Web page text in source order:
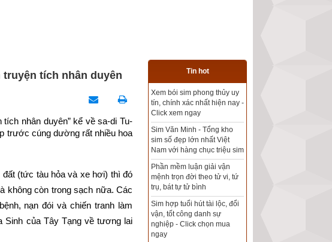
truyện tích nhân duyên
nhân duyên” kể về sa-di Tu-
trước cúng dường rất nhiều hoa
(tức tàu hỏa và xe hơi) thì đó
không còn trong sạch nữa. Các
nạn đói và chiến tranh làm
Sinh của Tây Tạng về tương lai
Tin hot
Xem bói sim phong thủy uy
tín, chính xác nhất hiện nay -
Sim Văn Minh - Tổng kho
sim số đẹp lớn nhất Việt
Nam với hàng chục triệu sim
Phần mềm luận giải vận
mệnh trọn đời theo tử vi, tứ
trụ, bát tự tử bình
Sim hợp tuổi hút tài lộc, đổi
vận, tốt công danh sự
nghiệp - Click chọn mua
Tổng kho sim phong thủy -
Sim hợp tuổi - Sim hợp
Xem bói sim phong thủy
theo khoa học tử vi, tứ trụ
chính xác nhất
Mua sim Thần tài, Thần tài
theo bạn! Giao sim miễn phí
Xem ngày đẹp - chọn ngày
tốt khởi sự theo kinh dịch